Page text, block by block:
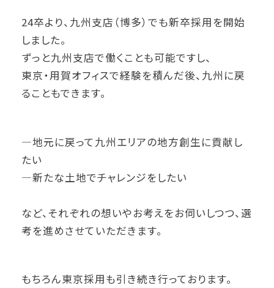
24卒より、九州支店（博多）でも新卒採用を開始
しました。
ずっと九州支店で働くことも可能ですし、
東京・用賀オフィスで経験を積んだ後、九州に戻
ることもできます。
―地元に戻って九州エリアの地方創生に貢献し
たい
―新たな土地でチャレンジをしたい
など、それぞれの想いやお考えをお伺いしつつ、選
考を進めさせていただきます。
もちろん東京採用も引き続き行っております。